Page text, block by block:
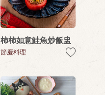
柿柿如意鮭魚炒飯盅
節慶料理